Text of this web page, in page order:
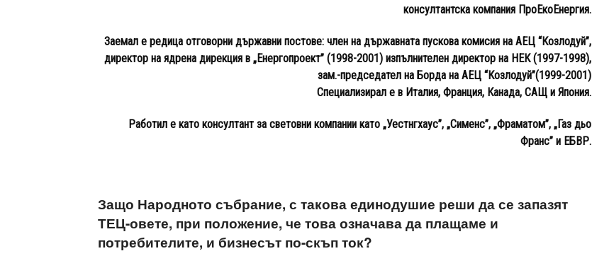
консултантска компания ПроЕкоЕнергия.
Заемал е редица отговорни държавни постове: член на държавната пускова комисия на АЕЦ “Козлодуй”,
директор на ядрена дирекция в „Енергопроект” (1998-2001) изпълнителен директор на НЕК (1997-1998),
зам.-председател на Борда на АЕЦ “Козлодуй”(1999-2001)
Специализирал е в Италия, Франция, Канада, САЩ и Япония.
Работил е като консултант за световни компании като „Уестнгхаус”, „Сименс”, „Фраматом”, „Газ дьо
Франс” и ЕБВР.
Защо Народното събрание, с такова единодушие реши да се запазят
ТЕЦ-овете, при положение, че това означава да плащаме и
потребителите, и бизнесът по-скъп ток?